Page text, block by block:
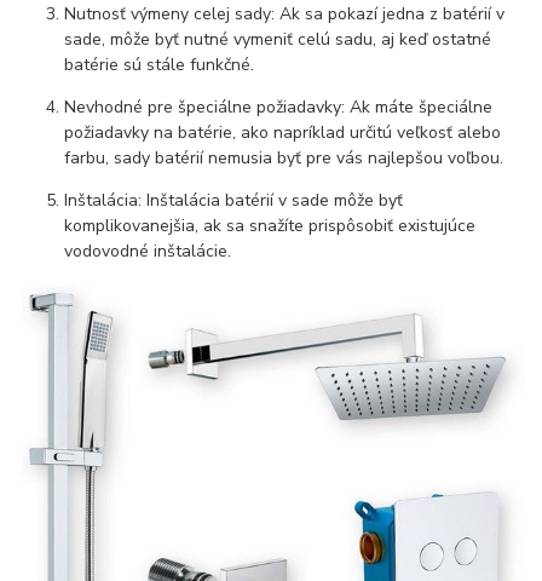
Nutnosť výmeny celej sady: Ak sa pokazí jedna z batérií v
sade, môže byť nutné vymeniť celú sadu, aj keď ostatné
batérie sú stále funkčné.
Nevhodné pre špeciálne požiadavky: Ak máte špeciálne
požiadavky na batérie, ako napríklad určitú veľkosť alebo
farbu, sady batérií nemusia byť pre vás najlepšou voľbou.
Inštalácia: Inštalácia batérií v sade môže byť
komplikovanejšia, ak sa snažíte prispôsobiť existujúce
vodovodné inštalácie.